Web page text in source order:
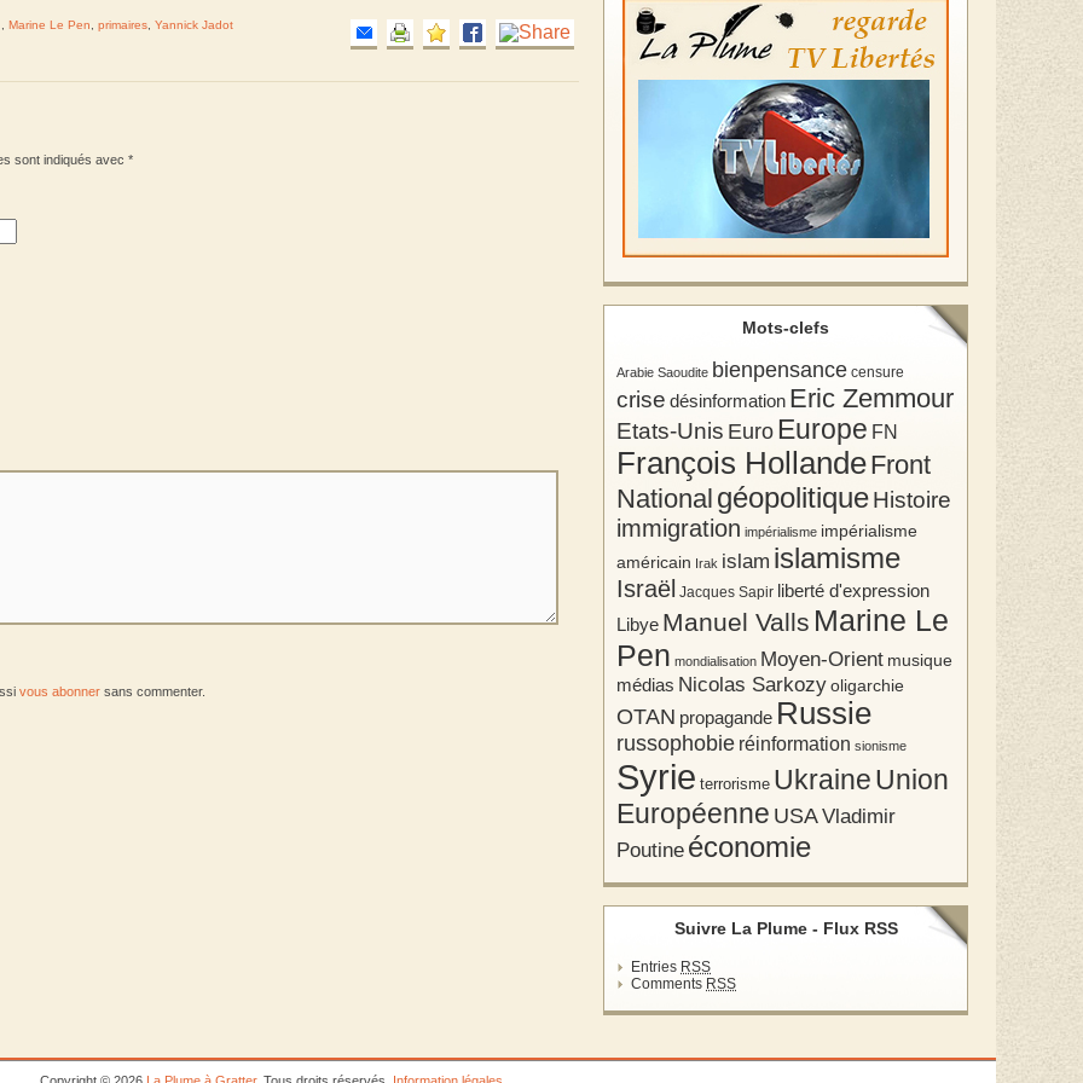
Marine Le Pen primaires Yannick Jadot
sont indiqués avec *
vous abonner sans commenter.
Mots-clefs
Arabie Saoudite bienpensance censure
crise désinformation Eric Zemmour
Etats-Unis Euro Europe FN
François HollandeFront
National géopolitiqueHistoire
immigration impérialisme impérialisme
américain Irak islam islamisme
Israël Jacques Sapir liberté d'expression
Libye Manuel Valls Marine Le
Pen mondialisation Moyen-Orient musique
médias Nicolas Sarkozyoligarchie
OTAN propagande Russie
russophobie réinformation sionisme
Syrie terrorisme Ukraine Union
Européenne USAVladimir
Poutine économie
Suivre La Plume - Flux RSS
Entries RSS
Comments RSS